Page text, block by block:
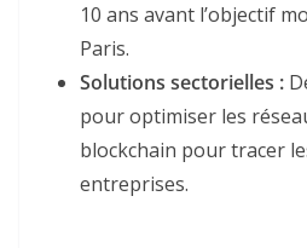
10 ans avant l’objectif
Paris.
Solutions sectorielles :
pour optimiser les
blockchain pour tracer
entreprises.